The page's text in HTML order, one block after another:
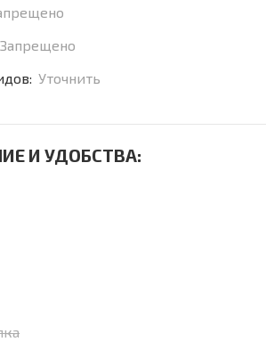
Запрещено
Уточнить
И УДОБСТВА: